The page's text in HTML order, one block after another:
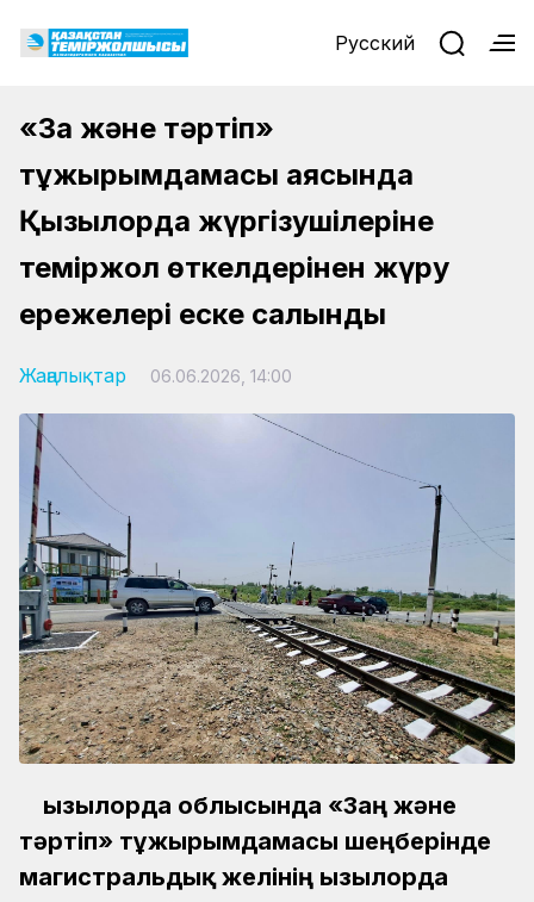
Русский
«Заң және тәртіп»
тұжырымдамасы аясында
Қызылорда жүргізушілеріне
теміржол өткелдерінен жүру
ережелері еске салынды
Жаңалықтар 06.06.2026, 14:00
Қызылорда облысында «Заң және
тәртіп» тұжырымдамасы шеңберінде
магистральдық желінің Қызылорда